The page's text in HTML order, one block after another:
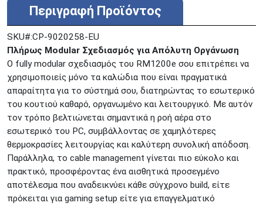
ΑΘΗΝΑ
Στουρνάρη 27
ΠΕΡΙΣΤΕΡΙ
ΠΕΙΡΑΙΑΣ
Κονδύλη
ΜΕΤΑΜΟΡΦΩΣΗ
Τατοϊόυ 117
ΓΛΥΦΑΔΑ
A. Παπανδρέου 4
ΚΟΛΩΝΟΣ
Πτολεμαίου Κλαύδιου 8
ΚΕΝΤΡΙΚΕΣ ΑΠΟΘΗΚΕΣ
ΘΕΣΣΑΛΟΝΙΚΗ
Δωδεκανήσου 28 &
Πολυτεχνείου
Προσοχή!
Η Διαθεσιμότητα μεταβάλλεται συνεχώς
Διαβάστε εδώ
Περιγραφή Προϊόντος
SKU#:CP-9020258-EU
Πλήρως Modular Σχεδιασμός για Απόλυτη Οργάνωση
Ο fully modular σχεδιασμός του RM1200e σου επιτρέπει να
χρησιμοποιείς μόνο τα καλώδια που είναι πραγματικά
απαραίτητα για το σύστημά σου, διατηρώντας το εσωτερικό
του κουτιού καθαρό, οργανωμένο και λειτουργικό. Με αυτόν
τον τρόπο βελτιώνεται σημαντικά η ροή αέρα στο
εσωτερικό του PC, συμβάλλοντας σε χαμηλότερες
θερμοκρασίες λειτουργίας και καλύτερη συνολική απόδοση.
Παράλληλα, το cable management γίνεται πιο εύκολο και
πρακτικό, προσφέροντας ένα αισθητικά προσεγμένο
αποτέλεσμα που αναδεικνύει κάθε σύγχρονο build, είτε
πρόκειται για gaming setup είτε για επαγγελματικό